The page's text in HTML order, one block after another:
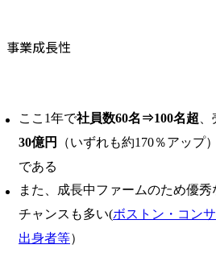
事業成長性
ここ1年で社員数60名⇒100名超
30億円
（いずれも約170％アップ
である
また、成長中ファームのため優
チャンスも多い(ボストン・コン
出身者等）